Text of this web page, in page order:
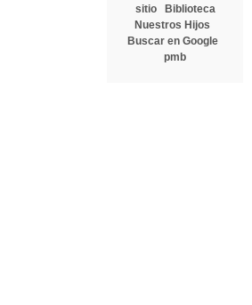
sitio
Biblioteca
Nuestros Hijos
Buscar en Google
pmb